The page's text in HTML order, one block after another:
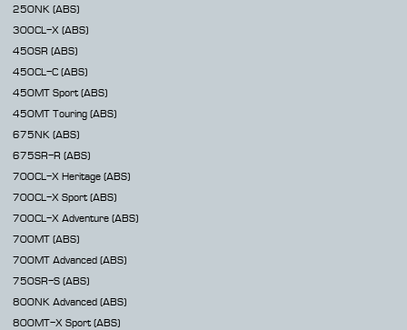
250NK (ABS)
300CL-X (ABS)
450SR (ABS)
450CL-C (ABS)
450MT Sport (ABS)
450MT Touring (ABS)
675NK (ABS)
675SR-R (ABS)
700CL-X Heritage (ABS)
700CL-X Sport (ABS)
700CL-X Adventure (ABS)
700MT (ABS)
700MT Advanced (ABS)
750SR-S (ABS)
800NK Advanced (ABS)
800MT-X Sport (ABS)